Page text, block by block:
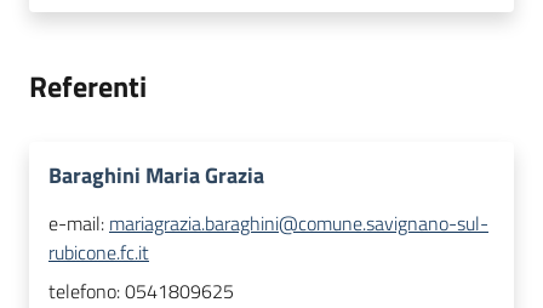
Referenti
Baraghini Maria Grazia
e-mail: mariagrazia.baraghini@comune.savignano-sul-
rubicone.fc.it
telefono:0541809625